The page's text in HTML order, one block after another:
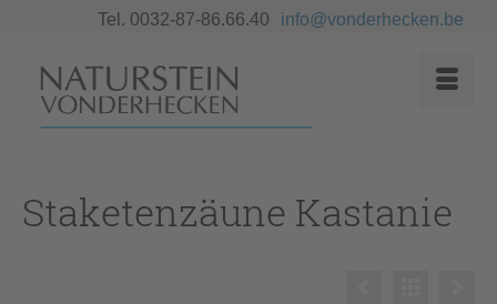
Tel. 0032-87-86.66.40 info@vonderhecken.be
Staketenzäune Kastanie